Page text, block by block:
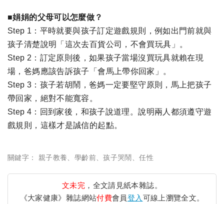
■娟娟的父母可以怎麼做？
Step 1：平時就要與孩子訂定遊戲規則，例如出門前就與
孩子清楚說明「這次去百貨公司，不會買玩具」。
Step 2：訂定原則後，如果孩子當場沒買玩具就賴在現
場，爸媽應該告訴孩子「會馬上帶你回家」。
Step 3：孩子若胡鬧，爸媽一定要堅守原則，馬上把孩子
帶回家，絕對不能寬容。
Step 4：回到家後，和孩子說道理。說明兩人都須遵守遊
戲規則，這樣才是誠信的起點。
關鍵字： 親子教養 學齡前、孩子哭鬧 、任性
文未完 ，全文請見紙本雜誌。
《大家健康》雜誌網站付費會員登入 可線上瀏覽全文。